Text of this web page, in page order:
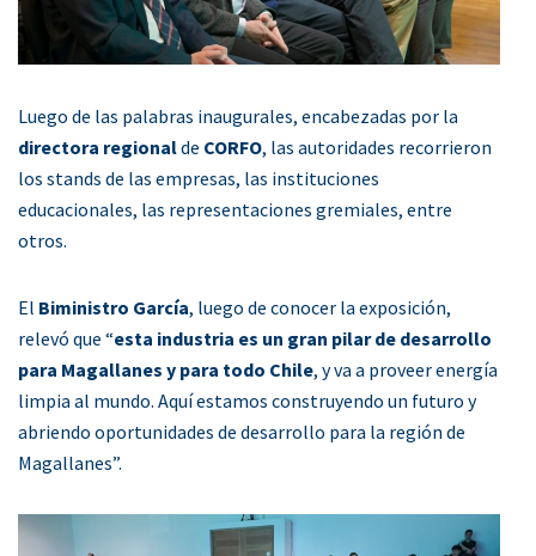
Luego de las palabras inaugurales, encabezadas por la
directora regionalde CORFO, las autoridades recorrieron
los stands de las empresas, las instituciones
educacionales, las representaciones gremiales, entre
otros.
El Biministro García, luego de conocer la exposición,
relevó que “esta industria es un gran pilar de desarrollo
para Magallanes y para todo Chile, y va a proveer energía
limpia al mundo. Aquí estamos construyendo un futuro y
abriendo oportunidades de desarrollo para la región de
Magallanes”.